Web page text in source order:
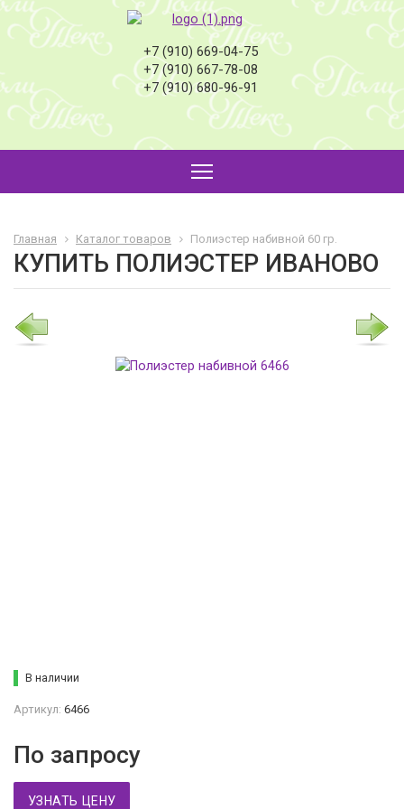
+7 (910) 669-04-75
+7 (910) 667-78-08
+7 (910) 680-96-91
Главная Каталог товаров Полиэстер набивной 60 гр.
КУПИТЬ ПОЛИЭСТЕР ИВАНОВО
В наличии
Артикул: 6466
По запросу
УЗНАТЬ ЦЕНУ